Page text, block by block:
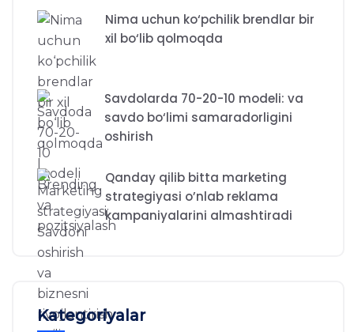
Nima uchun ko‘pchilik brendlar bir
xil bo‘lib qolmoqda
Savdolarda 70-20-10 modeli: va
savdo bo‘limi samaradorligini
oshirish
Qanday qilib bitta marketing
strategiyasi o’nlab reklama
kampaniyalarini almashtiradi
Kategoriyalar